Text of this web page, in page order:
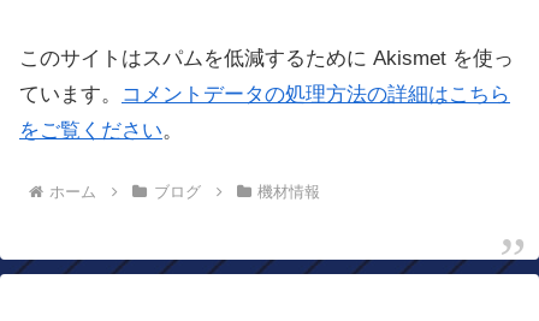
このサイトはスパムを低減するために Akismet を使っ
ています。
コメントデータの処理方法の詳細はこちら
をご覧ください。
ホーム ブログ 機材情報